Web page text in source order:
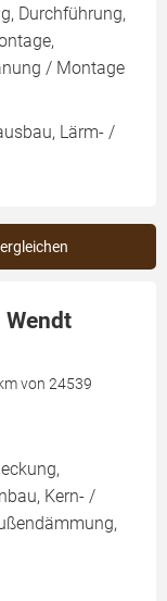
Durchführung,
/ Montage
Lärm- /
Wendt
von 24539
Kern- /